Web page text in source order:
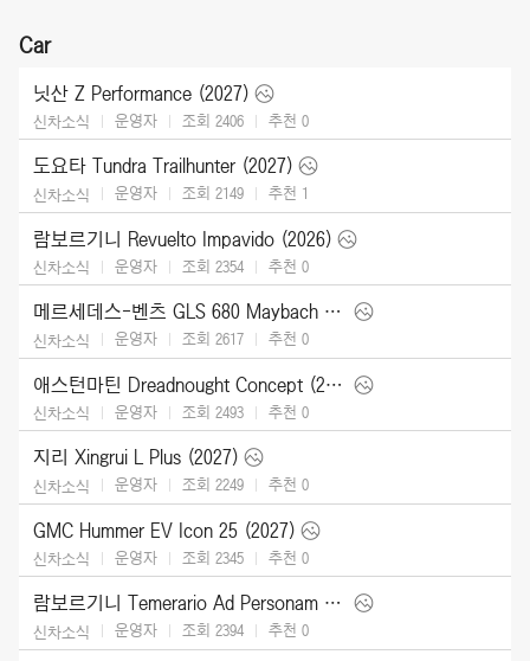
Car
닛산 Z Performance (2027)
신차소식 운영자 조회 2406 추천 0
도요타 Tundra Trailhunter (2027)
신차소식 운영자 조회 2149 추천 1
람보르기니 Revuelto Impavido (2026)
신차소식 운영자 조회 2354 추천 0
메르세데스-벤츠 GLS 680 Maybach (2027)
신차소식 운영자 조회 2617 추천 0
애스턴마틴 Dreadnought Concept (2026)
신차소식 운영자 조회 2493 추천 0
지리 Xingrui L Plus (2027)
신차소식 운영자 조회 2249 추천 0
GMC Hummer EV Icon 25 (2027)
신차소식 운영자 조회 2345 추천 0
람보르기니 Temerario Ad Personam (2026)
신차소식 운영자 조회 2394 추천 0